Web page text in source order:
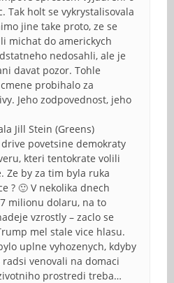
Tak holt se vykrystalisovala
jine take proto, ze se
michat do americkych
nedosahli, ale je
davat pozor. Tohle
probihalo za
Jeho zodpovednost, jeho
Jill Stein (Greens)
povetsine demokraty
kteri tentokrate volili
Ze by za tim byla ruka
? 🙂 V nekolika dnech
milionu dolaru, na to
vzrostly – zaclo se
mel stale vice hlasu.
uplne vyhozenych, kdyby
venovali na domaci
prostredi treba…